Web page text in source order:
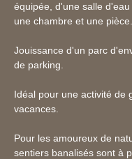
équipée, d'une salle
une chambre et une pièce.
Jouissance d'un parc
de parking.
Idéal pour une activité de
vacances.
Pour les amoureux de
sentiers banalisés sont à